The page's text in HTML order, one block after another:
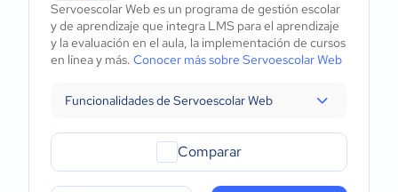
Servoescolar Web es un programa de gestión escolar
y de aprendizaje que integra LMS para el aprendizaje
y la evaluación en el aula, la implementación de cursos
en línea y más. Conocer más sobre Servoescolar Web
Funcionalidades de Servoescolar Web
Comparar